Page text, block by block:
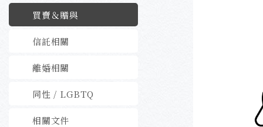
買賣＆贈與
信託相關
離婚相關
同性 / LGBTQ
相關文件